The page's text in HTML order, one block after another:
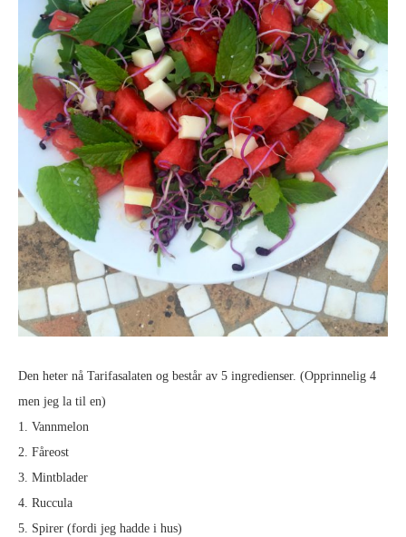
Den heter nå Tarifasalaten og består av 5 ingredienser. (Opprinnelig 4
men jeg la til en)
1. Vannmelon
2. Fåreost
3. Mintblader
4. Ruccula
5. Spirer (fordi jeg hadde i hus)